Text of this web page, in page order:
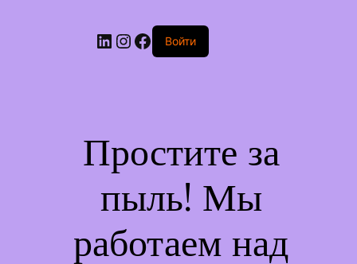
Войти
Простите за
пыль! Мы
работаем над